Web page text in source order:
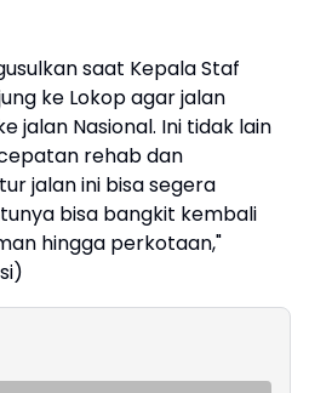
saat Kepala Staf
ke Lokop agar jalan
jalan Nasional. Ini tidak lain
rehab dan
jalan ini bisa segera
bisa bangkit kembali
hingga perkotaan,"